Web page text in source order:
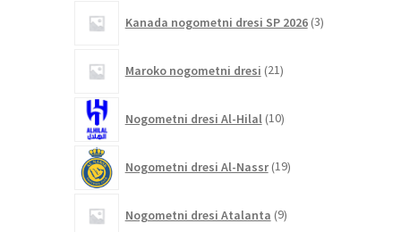
Kanada nogometni dresi SP 2026 3izdelki
Maroko nogometni dresi 21izdelkov
Nogometni dresi Al-Hilal 10izdelkov
Nogometni dresi Al-Nassr 19izdelkov
Nogometni dresi Atalanta 9izdelkov